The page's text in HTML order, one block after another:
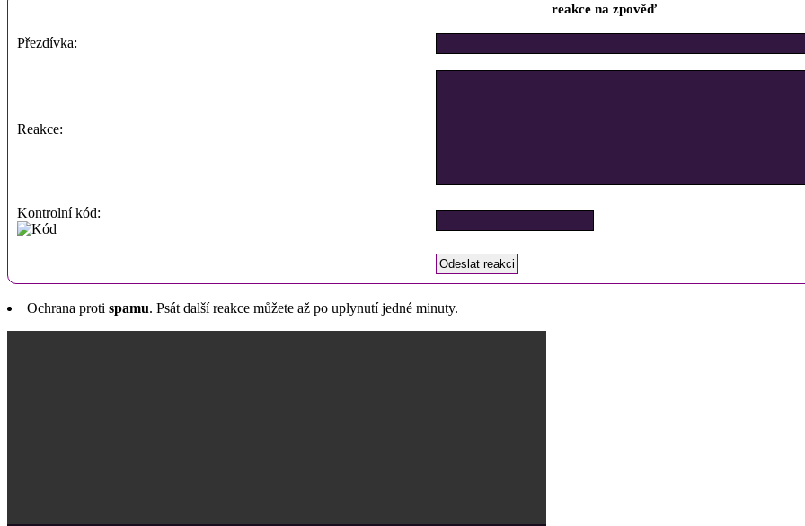
reakce na zpověď
Přezdívka:
Reakce:
Kontrolní kód:
Ochrana proti spamu. Psát další reakce můžete až po uplynutí jedné minuty.